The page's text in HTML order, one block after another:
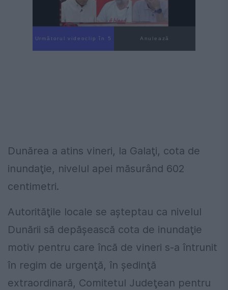
Următorul videoclip în 4 Anulează
Dunărea a atins vineri, la Galaţi, cota de
inundaţie, nivelul apei măsurând 602
centimetri.
Autorităţile locale se aşteptau ca nivelul
Dunării să depăşească cota de inundaţie
motiv pentru care încă de vineri s-a întrunit
în regim de urgenţă, în şedinţă
extraordinară, Comitetul Judeţean pentru